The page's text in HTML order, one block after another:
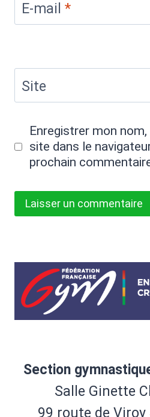
E-mail *
Site
Enregistrer mon
site dans le
prochain
Section
Salle Ginette
99 route de